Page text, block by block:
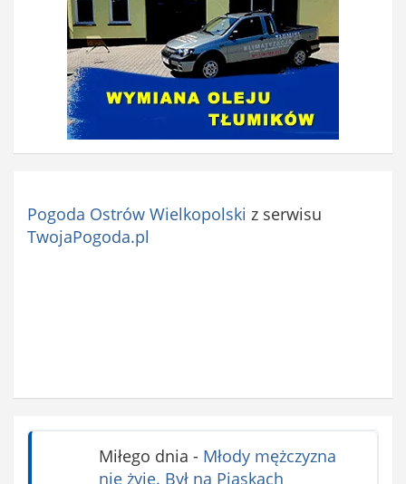
Pogoda Ostrów Wielkopolski z serwisu
TwojaPogoda.pl
Miłego dnia - Młody mężczyzna
nie żyje. Był na Piaskach